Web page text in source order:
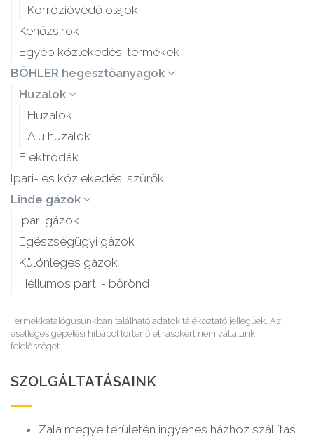
Korrózióvédő olajok
Kenőzsírok
Egyéb közlekedési termékek
BÖHLER hegesztőanyagok
Huzalok
Huzalok
Alu huzalok
Elektródák
Ipari- és közlekedési szűrők
Linde gázok
Ipari gázok
Egészségügyi gázok
Különleges gázok
Héliumos parti - bőrönd
Termékkatalógusunkban található adatok tájékoztató jellegűek. Az
esetleges gépelési hibából történő elírásokért nem vállalunk
felelősséget.
SZOLGÁLTATÁSAINK
Zala megye területén ingyenes házhoz szállítás